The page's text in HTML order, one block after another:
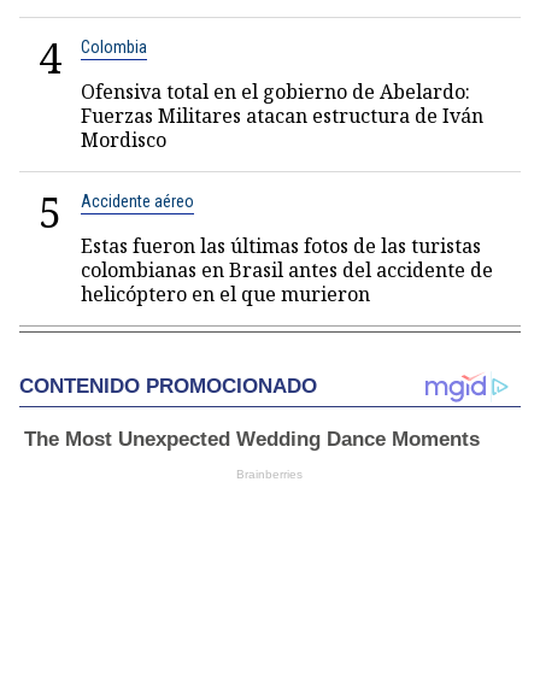
4 Colombia
Ofensiva total en el gobierno de Abelardo:
Fuerzas Militares atacan estructura de Iván
Mordisco
5 Accidente aéreo
Estas fueron las últimas fotos de las turistas
colombianas en Brasil antes del accidente de
helicóptero en el que murieron